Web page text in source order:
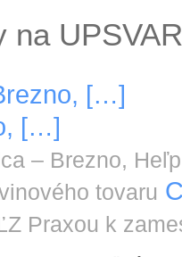
na
[…]
[…]
– Brezno,
tovaru
Praxou k